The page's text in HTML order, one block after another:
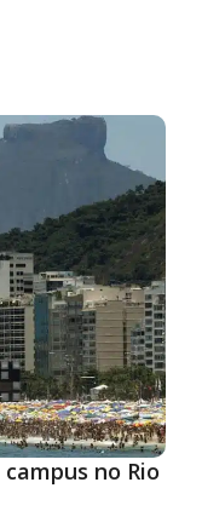
no Rio